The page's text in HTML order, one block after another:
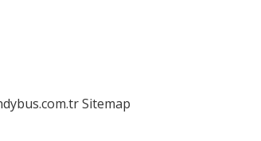
Sitemap